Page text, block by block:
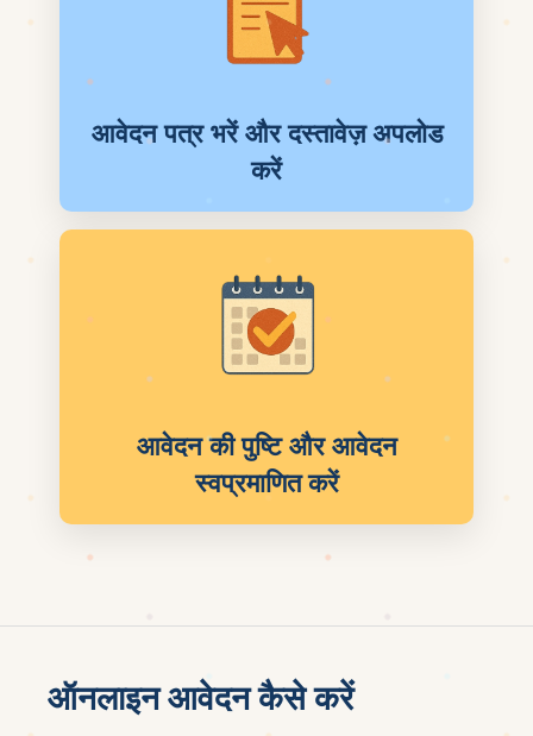
आवेदन पत्र भरें और दस्तावेज़ अपलोड
करें
आवेदन की पुष्टि और आवेदन
स्वप्रमाणित करें
ऑनलाइन आवेदन कैसे करें